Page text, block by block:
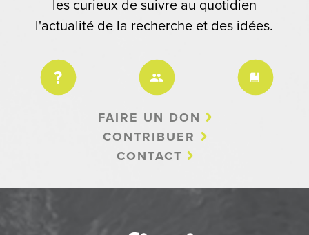
les curieux de suivre au quotidien
l'actualité de la recherche et des idées.
FAIRE UN DON
CONTRIBUER
CONTACT